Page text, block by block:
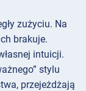
zużyciu. Na
brakuje.
intuicji.
stylu
przejeżdżają